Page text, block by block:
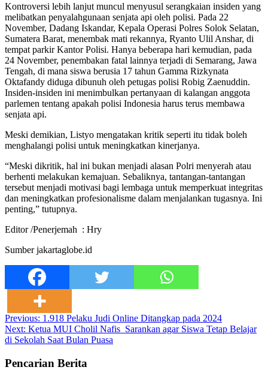
Kontroversi lebih lanjut muncul menyusul serangkaian insiden yang
melibatkan penyalahgunaan senjata api oleh polisi. Pada 22
November, Dadang Iskandar, Kepala Operasi Polres Solok Selatan,
Sumatera Barat, menembak mati rekannya, Ryanto Ulil Anshar, di
tempat parkir Kantor Polisi. Hanya beberapa hari kemudian, pada
24 November, penembakan fatal lainnya terjadi di Semarang, Jawa
Tengah, di mana siswa berusia 17 tahun Gamma Rizkynata
Oktafandy diduga dibunuh oleh petugas polisi Robig Zaenuddin.
Insiden-insiden ini menimbulkan pertanyaan di kalangan anggota
parlemen tentang apakah polisi Indonesia harus terus membawa
senjata api.
Meski demikian, Listyo mengatakan kritik seperti itu tidak boleh
menghalangi polisi untuk meningkatkan kinerjanya.
“Meski dikritik, hal ini bukan menjadi alasan Polri menyerah atau
berhenti melakukan kemajuan. Sebaliknya, tantangan-tantangan
tersebut menjadi motivasi bagi lembaga untuk memperkuat integritas
dan meningkatkan profesionalisme dalam menjalankan tugasnya. Ini
penting,” tutupnya.
Editor /Penerjemah : Hry
Sumber jakartaglobe.id
Post
navigation
Previous: 1.918 Pelaku Judi Online Ditangkap pada 2024
Next: Ketua MUI Cholil Nafis Sarankan agar Siswa Tetap Belajar
di Sekolah Saat Bulan Puasa
Pencarian Berita